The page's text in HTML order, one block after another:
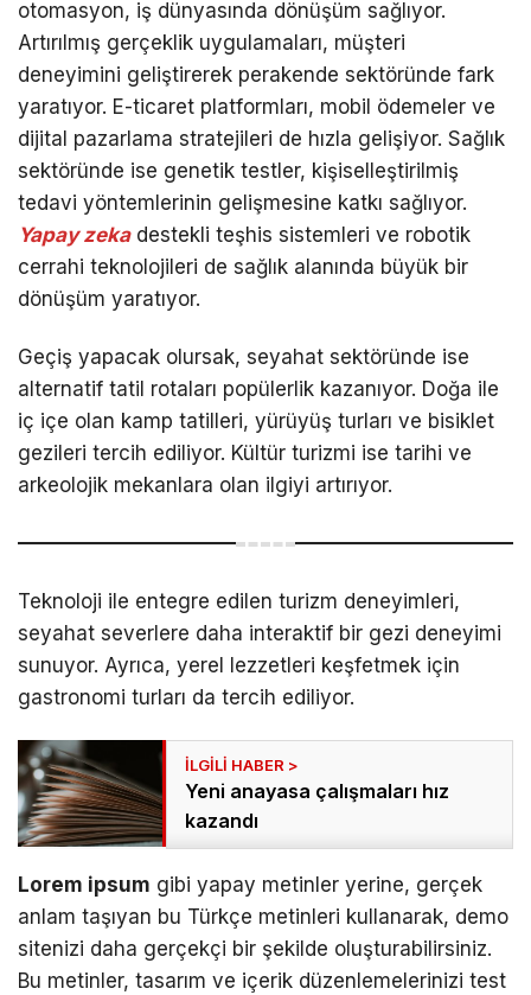
otomasyon, iş dünyasında dönüşüm sağlıyor.
Artırılmış gerçeklik uygulamaları, müşteri
deneyimini geliştirerek perakende sektöründe fark
yaratıyor. E-ticaret platformları, mobil ödemeler ve
dijital pazarlama stratejileri de hızla gelişiyor. Sağlık
sektöründe ise genetik testler, kişiselleştirilmiş
tedavi yöntemlerinin gelişmesine katkı sağlıyor.
Yapay zekadestekli teşhis sistemleri ve robotik
cerrahi teknolojileri de sağlık alanında büyük bir
dönüşüm yaratıyor.
Geçiş yapacak olursak, seyahat sektöründe ise
alternatif tatil rotaları popülerlik kazanıyor. Doğa ile
iç içe olan kamp tatilleri, yürüyüş turları ve bisiklet
gezileri tercih ediliyor. Kültür turizmi ise tarihi ve
arkeolojik mekanlara olan ilgiyi artırıyor.
Teknoloji ile entegre edilen turizm deneyimleri,
seyahat severlere daha interaktif bir gezi deneyimi
sunuyor. Ayrıca, yerel lezzetleri keşfetmek için
gastronomi turları da tercih ediliyor.
Yeni anayasa çalışmaları hız
kazandı
Lorem ipsum gibi yapay metinler yerine, gerçek
anlam taşıyan bu Türkçe metinleri kullanarak, demo
sitenizi daha gerçekçi bir şekilde oluşturabilirsiniz.
Bu metinler, tasarım ve içerik düzenlemelerinizi test